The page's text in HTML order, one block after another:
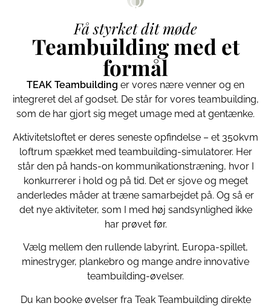
Få styrket dit møde
Teambuilding med et
formål
TEAK Teambuilding er vores nære venner og en
integreret del af godset. De står for vores teambuilding,
som de har gjort sig meget umage med at gentænke.
Aktivitetsloftet er deres seneste opfindelse – et 350kvm
loftrum spækket med teambuilding-simulatorer. Her
står den på hands-on kommunikationstræning, hvor I
konkurrerer i hold og på tid. Det er sjove og meget
anderledes måder at træne samarbejdet på. Og så er
det nye aktiviteter, som I med høj sandsynlighed ikke
har prøvet før.
Vælg mellem den rullende labyrint, Europa-spillet,
minestryger, plankebro og mange andre innovative
teambuilding-øvelser.
Du kan booke øvelser fra Teak Teambuilding direkte